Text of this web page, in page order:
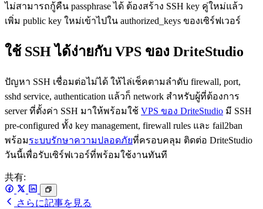
ไม่สามารถกู้คืน passphrase ได้ ต้องสร้าง SSH key คู่ใหม่แล้ว
เพิ่ม public key ใหม่เข้าไปใน authorized_keys ของเซิร์ฟเวอร์
ใช้ SSH ได้ง่ายกับ VPS ของ DriteStudio
ปัญหา SSH เชื่อมต่อไม่ได้ ให้ไล่เช็คตามลำดับ firewall, port,
sshd service, authentication แล้วก็ network สำหรับผู้ที่ต้องการ
server ที่ตั้งค่า SSH มาให้พร้อมใช้ VPS ของ DriteStudio มี SSH
pre-configured ทั้ง key management, firewall rules และ fail2ban
พร้อมระบบรักษาความปลอดภัยที่ครอบคลุม ติดต่อ DriteStudio
วันนี้เพื่อรับเซิร์ฟเวอร์ที่พร้อมใช้งานทันที
共有:
さらに記事を見る